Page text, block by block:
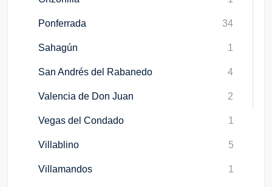
Ponferrada 34
Sahagún 1
San Andrés del Rabanedo 4
Valencia de Don Juan 2
Vegas del Condado 1
Villablino 5
Villamandos 1